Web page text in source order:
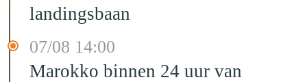
landingsbaan
07/08 14:00
Marokko binnen 24 uur van